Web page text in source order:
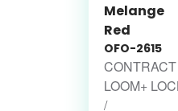
Melange
Red
OFO-2615
LOOM+
/